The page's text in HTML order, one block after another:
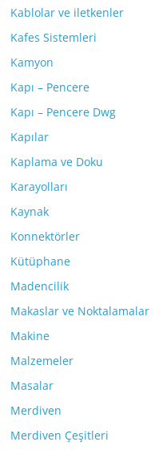
Kablolar ve iletkenler
Kafes Sistemleri
Kamyon
Kapı – Pencere
Kapı – Pencere Dwg
Kapılar
Kaplama ve Doku
Karayolları
Kaynak
Konnektörler
Kütüphane
Madencilik
Makaslar ve Noktalamalar
Makine
Malzemeler
Masalar
Merdiven
Merdiven Çeşitleri